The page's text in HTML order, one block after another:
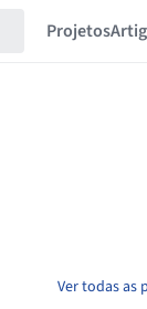
Projetos
Ver todas as